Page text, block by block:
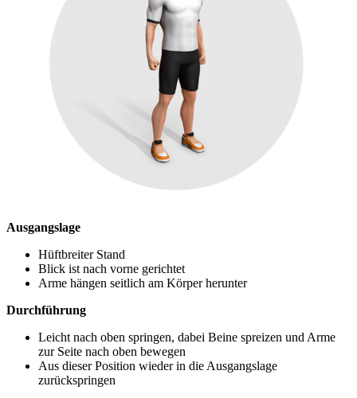
Ausgangslage
Hüftbreiter Stand
Blick ist nach vorne gerichtet
Arme hängen seitlich am Körper herunter
Durchführung
Leicht nach oben springen, dabei Beine spreizen und Arme
zur Seite nach oben bewegen
Aus dieser Position wieder in die Ausgangslage
zurückspringen